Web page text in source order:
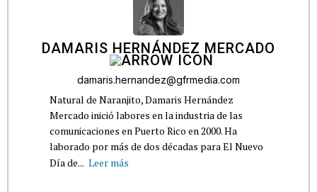
DAMARIS HERNÁNDEZ MERCADO
damaris.hernandez@gfrmedia.com
Natural de Naranjito, Damaris Hernández
Mercado inició labores en la industria de las
comunicaciones en Puerto Rico en 2000. Ha
laborado por más de dos décadas para El Nuevo
Día de... Leer más